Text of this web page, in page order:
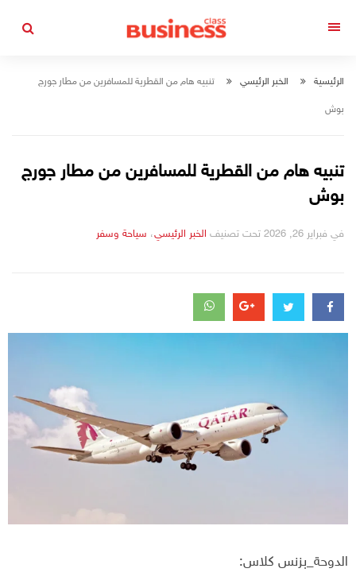
الرئيسية الخبر الرئيسي تنبيه هام من القطرية للمسافرين من مطار جورج
بوش
تنبيه هام من القطرية للمسافرين من مطار جورج
بوش
في فبراير 26, 2026 تحت تصنيف التصانيف
الخبر الرئيسي، سياحة وسفر
الدوحة_بزنس كلاس: